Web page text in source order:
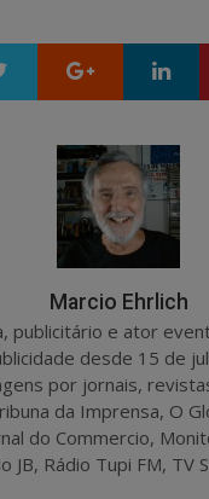
Google+
Marcio Ehrlich
publicitário e ator
desde 15 de
por jornais,
da Imprensa, O
do Commercio,
JB, Rádio Tupi FM, TV